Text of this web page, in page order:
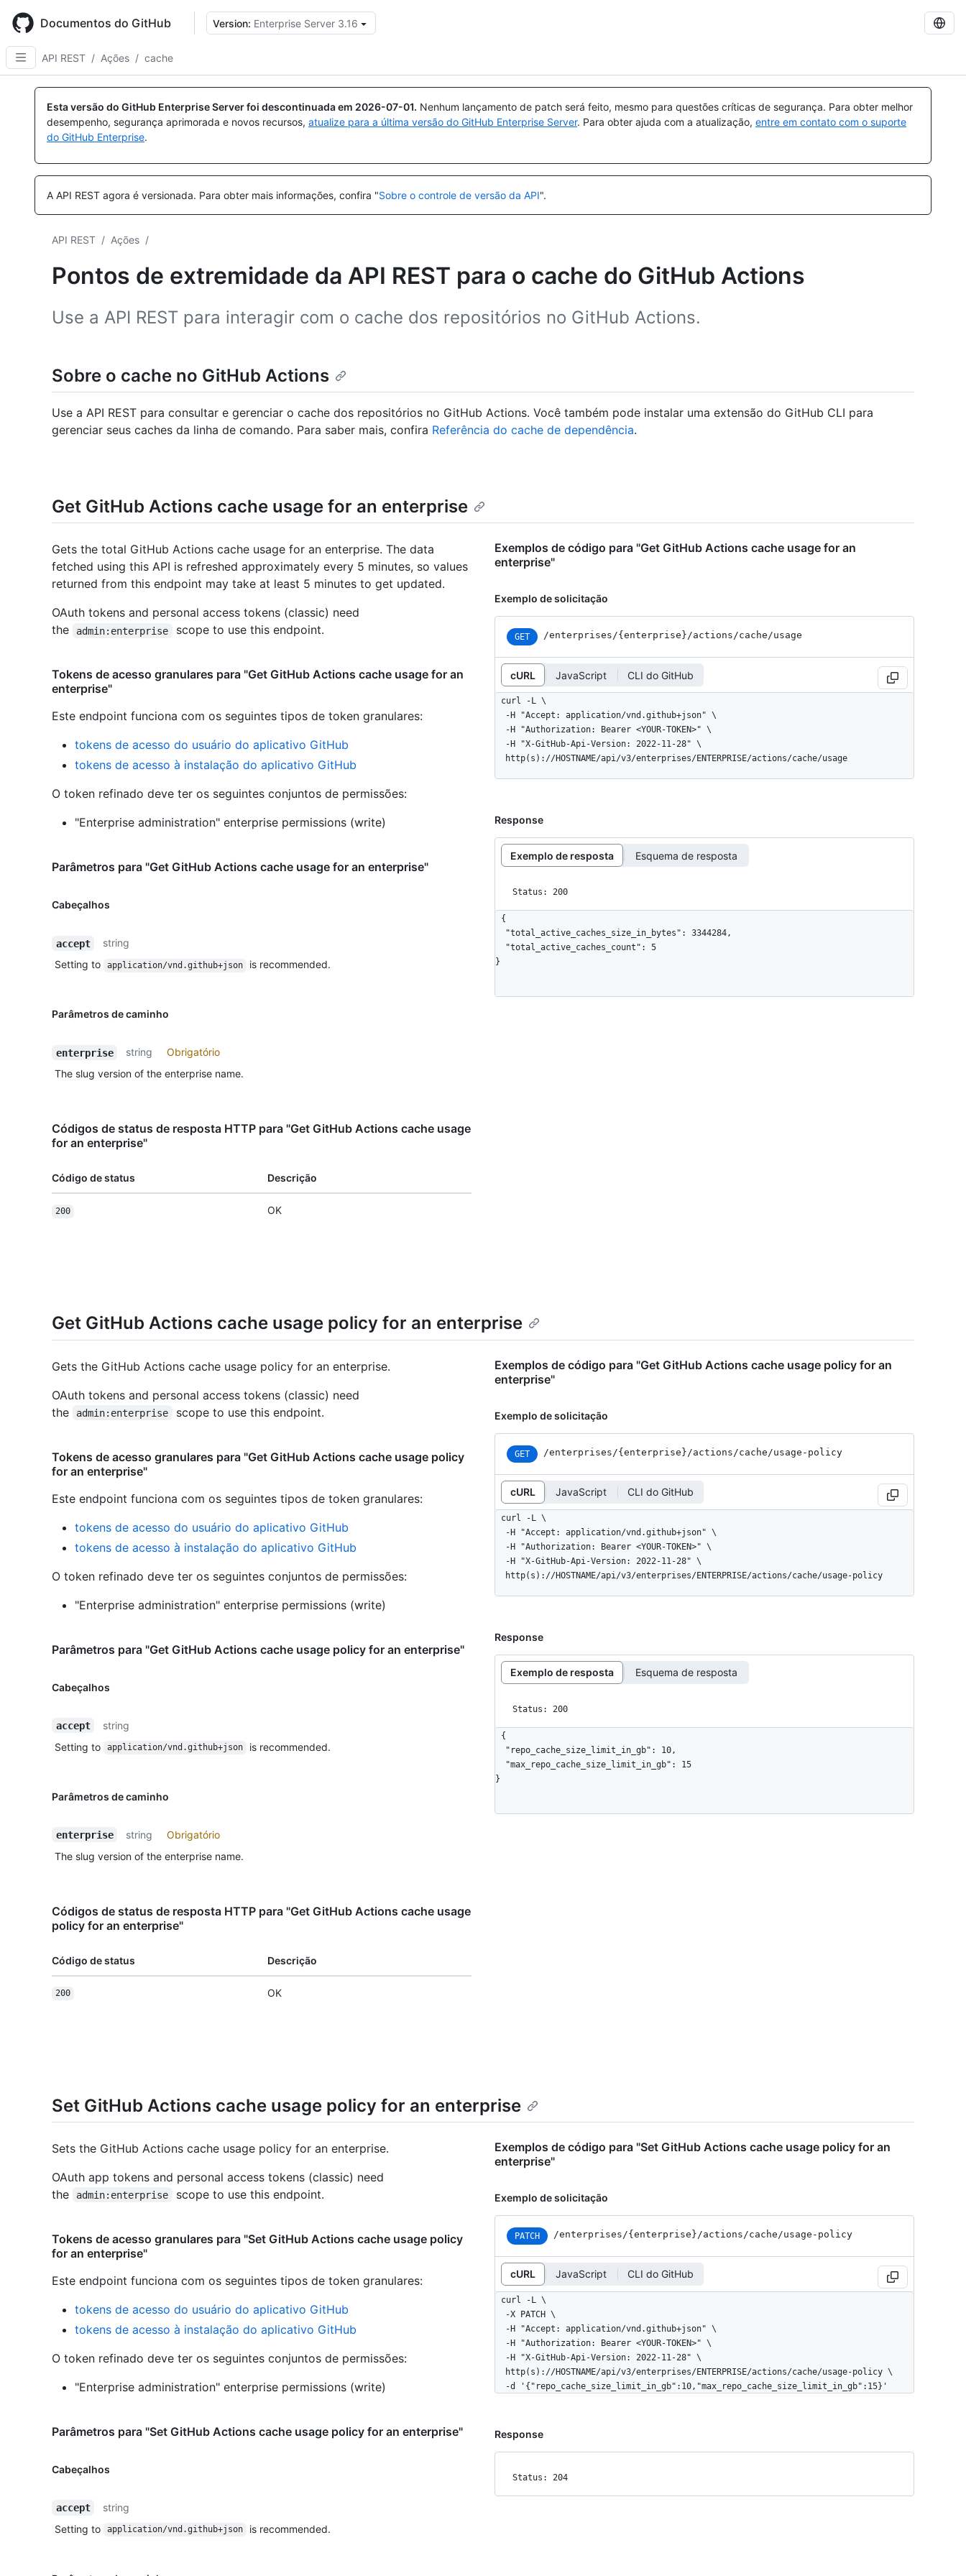
main
content
Documentos do GitHub Version: Enterprise Server 3.16
API REST / Ações / cache
Esta versão do GitHub Enterprise Server foi descontinuada em 2026-07-01. Nenhum lançamento de patch será feito, mesmo para questões críticas de segurança. Para obter melhor
desempenho, segurança aprimorada e novos recursos, atualize para a última versão do GitHub Enterprise Server. Para obter ajuda com a atualização, entre em contato com o suporte
do GitHub Enterprise.
A API REST agora é versionada. Para obter mais informações, confira "Sobre o controle de versão da API".
API REST / Ações /
Pontos de extremidade da API REST para o cache do GitHub Actions
Use a API REST para interagir com o cache dos repositórios no GitHub Actions.
Sobre o cache no GitHub Actions
Use a API REST para consultar e gerenciar o cache dos repositórios no GitHub Actions. Você também pode instalar uma extensão do GitHub CLI para
gerenciar seus caches da linha de comando. Para saber mais, confira Referência do cache de dependência.
Get GitHub Actions cache usage for an enterprise
Gets the total GitHub Actions cache usage for an enterprise. The data
fetched using this API is refreshed approximately every 5 minutes, so values
returned from this endpoint may take at least 5 minutes to get updated.
OAuth tokens and personal access tokens (classic) need
the
admin:enterprise scope to use this endpoint.
Tokens de acesso granulares para "Get GitHub Actions cache usage for an
enterprise"
Este endpoint funciona com os seguintes tipos de token granulares:
tokens de acesso do usuário do aplicativo GitHub
tokens de acesso à instalação do aplicativo GitHub
O token refinado deve ter os seguintes conjuntos de permissões:
"Enterprise administration" enterprise permissions (write)
Parâmetros para "Get GitHub Actions cache usage for an enterprise"
Cabeçalhos
Nome,
Tipo,
Descrição
accept
string
Setting to
application/vnd.github+json is recommended.
Parâmetros de caminho
Nome,
Tipo,
Descrição
enterprise string
Obrigatório
The slug version of the enterprise name.
Códigos de status de resposta HTTP para "Get GitHub Actions cache usage
for an enterprise"
Código de status Descrição
200 OK
Exemplos de código para "Get GitHub Actions cache usage for an
enterprise"
Exemplo de solicitação
GET /enterprises/{enterprise}/actions/cache/usage
cURL JavaScript CLI do GitHub
curl -L \
  http(s)://HOSTNAME/api/v3/enterprises/ENTERPRISE/actions/cache/usage
Response
Exemplo de resposta Esquema de resposta
Status: 200
{
}
Get GitHub Actions cache usage policy for an enterprise
Gets the GitHub Actions cache usage policy for an enterprise.
OAuth tokens and personal access tokens (classic) need
the
admin:enterprise scope to use this endpoint.
Tokens de acesso granulares para "Get GitHub Actions cache usage policy
for an enterprise"
Este endpoint funciona com os seguintes tipos de token granulares:
tokens de acesso do usuário do aplicativo GitHub
tokens de acesso à instalação do aplicativo GitHub
O token refinado deve ter os seguintes conjuntos de permissões:
"Enterprise administration" enterprise permissions (write)
Parâmetros para "Get GitHub Actions cache usage policy for an enterprise"
Cabeçalhos
Nome,
Tipo,
Descrição
accept
string
Setting to
application/vnd.github+json is recommended.
Parâmetros de caminho
Nome,
Tipo,
Descrição
enterprise string
Obrigatório
The slug version of the enterprise name.
Códigos de status de resposta HTTP para "Get GitHub Actions cache usage
policy for an enterprise"
Código de status Descrição
200 OK
Exemplos de código para "Get GitHub Actions cache usage policy for an
enterprise"
Exemplo de solicitação
GET /enterprises /{enterprise} /actions /cache /usage-policy
cURL JavaScript CLI do GitHub
curl -L \
  http(s)://HOSTNAME/api/v3/enterprises/ENTERPRISE/actions/cache/usage-policy
Response
Exemplo de resposta Esquema de resposta
Status: 200
{
}
Set GitHub Actions cache usage policy for an enterprise
Sets the GitHub Actions cache usage policy for an enterprise.
OAuth app tokens and personal access tokens (classic) need
the
admin:enterprise scope to use this endpoint.
Tokens de acesso granulares para "Set GitHub Actions cache usage policy
for an enterprise"
Este endpoint funciona com os seguintes tipos de token granulares:
tokens de acesso do usuário do aplicativo GitHub
tokens de acesso à instalação do aplicativo GitHub
O token refinado deve ter os seguintes conjuntos de permissões:
"Enterprise administration" enterprise permissions (write)
Parâmetros para "Set GitHub Actions cache usage policy for an enterprise"
Cabeçalhos
Nome,
Tipo,
Descrição
accept
string
Setting to
application/vnd.github+json is recommended.
Nome,
Tipo,
Descrição
Nome,
Tipo,
Descrição
Exemplos de código para "Set GitHub Actions cache usage policy for an
enterprise"
Exemplo de solicitação
PATCH /enterprises /{enterprise} /actions /cache /usage-policy
cURL JavaScript CLI do GitHub
curl -L \
  -d '{"repo_cache_size_limit_in_gb":10,"max_repo_cache_size_limit_in_gb":15}'
Response
Status: 204
Nome,
Tipo,
Descrição
Nome,
Tipo,
Descrição
Nome,
Tipo,
Descrição
Nome,
Tipo,
Descrição
Nome,
Tipo,
Descrição
Nome,
Tipo,
Descrição
Nome,
Tipo,
Descrição
Nome,
Tipo,
Descrição
Nome,
Tipo,
Descrição
Nome,
Tipo,
Descrição
Nome,
Tipo,
Descrição
Nome,
Tipo,
Descrição
Nome,
Tipo,
Descrição
Nome,
Tipo,
Descrição
Nome,
Tipo,
Descrição
Nome,
Tipo,
Descrição
Nome,
Tipo,
Descrição
Nome,
Tipo,
Descrição
Nome,
Tipo,
Descrição
Nome,
Tipo,
Descrição